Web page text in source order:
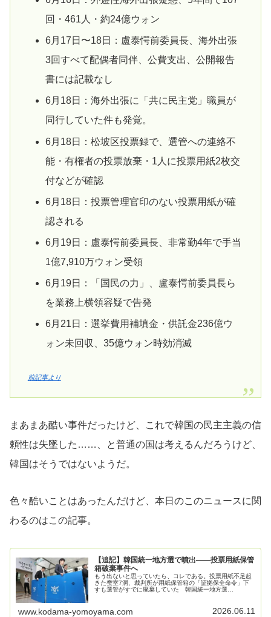
回・461人・約24億ウォン
6月17日〜18日：盧泰愕前委員長、海外出張
3回すべて配偶者同伴、公費支出、公開報告
書には記載なし
6月18日：海外出張に「共に民主党」職員が
同行していた件も発覚。
6月18日：松坡区投票録で、選管への連絡不
能・有権者の投票放棄・1人に投票用紙2枚交
付などが確認
6月18日：投票管理官印のない投票用紙が確
認される
6月19日：盧泰愕前委員長、非常勤4年で手当
1億7,910万ウォン受領
6月19日：「国民の力」、盧泰愕前委員長ら
を業務上横領容疑で告発
6月21日：選挙費用補填金・供託金236億ウ
ォン未回収、35億ウォン時効消滅
前記事より
まあまあ酷い事件だったけど、これで韓国の民主主義の信
頼性は失墜した……、と普通の国は考えるんだろうけど、
韓国はそうではないようだ。
色々酷いことはあったんだけど、本日のこのニュースに関
わるのはこの記事。
【追記】韓国統一地方選で噴出――投票用紙保管
箱破棄事件へ
もう出ないと思っていたら、コレである。投票用紙不足起
きた蚕室7洞、裁判所が用紙保管箱の「証拠保全命令」下
すも選管がすでに廃棄していた 韓国統一地方選
www.kodama-yomoyama.com 2026.06.11